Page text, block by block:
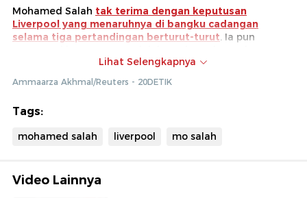
Mohamed Salah tak terima dengan keputusan
Liverpool yang menaruhnya di bangku cadangan
selama tiga pertandingan berturut-turut. Ia pun
menjadi penggawa The Reds.
Namun sejumlah suporter Liverpool merasa tindakan Mo
keberlanjutan tim. Diketahui pemain Mesir tersebut
pada bulan April 2025.
Lihat Selengkapnya
Ammaarza Akhmal/Reuters - 20DETIK
Tags:
mohamed salah liverpool mo salah
Video Lainnya